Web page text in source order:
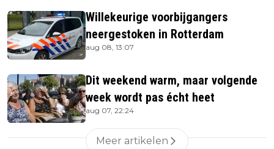
Willekeurige voorbijgangers
neergestoken in Rotterdam
aug 08, 13:07
Dit weekend warm, maar volgende
week wordt pas écht heet
aug 07, 22:24
Meer artikelen